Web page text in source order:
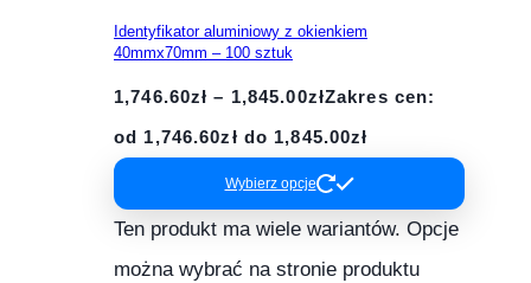
Identyfikator aluminiowy z okienkiem
40mmx70mm – 100 sztuk
1,746.60zł – 1,845.00złZakres cen:
od 1,746.60zł do 1,845.00zł
Wybierz opcje
Ten produkt ma wiele wariantów. Opcje
można wybrać na stronie produktu